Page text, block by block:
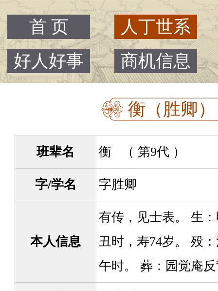
首 页
人丁世系
好人好事
商机信息
衡（胜卿
班辈名 衡 （ 第9代 ）
字/学名 字胜卿
本人信息
有传，见士表。 生
丑时，寿74岁。 殁
午时。 葬：园觉庵